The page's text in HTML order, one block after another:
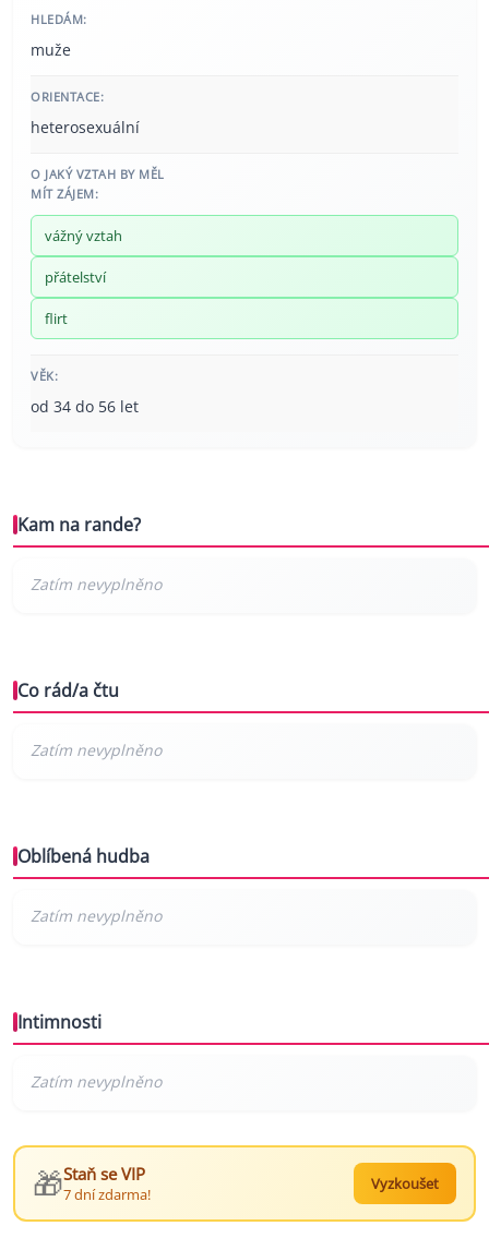
HLEDÁM:
muže
ORIENTACE:
heterosexuální
O JAKÝ VZTAH BY MĚL
MÍT ZÁJEM:
vážný vztah
přátelství
flirt
VĚK:
od 34 do 56 let
Kam na rande?
Co rád/a čtu
Oblíbená hudba
Intimnosti
🎁Staň se VIP
7 dní zdarma!
Vyzkoušet